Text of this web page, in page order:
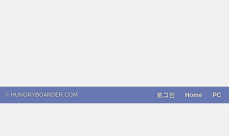
© HUNGRYBOARDER.COM PC
Home
로그인